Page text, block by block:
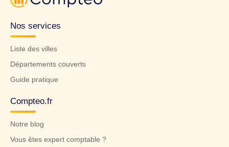
Nos services
Liste des villes
Départements couverts
Guide pratique
Compteo.fr
Notre blog
Vous êtes expert comptable ?